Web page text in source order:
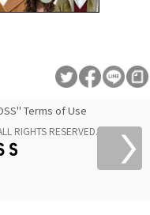
Terms of Use
RIGHTS RESERVED.